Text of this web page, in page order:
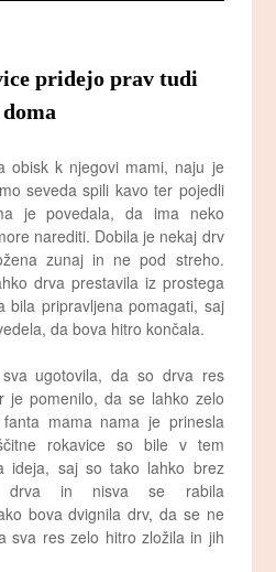
pridejo prav tudi
doma
obisk k njegovi mami, naju je
seveda spili kavo ter pojedli
je povedala, da ima neko
narediti. Dobila je nekaj drv
zunaj in ne pod streho.
drva prestavila iz prostega
bila pripravljena pomagati, saj
da bova hitro končala.
ugotovila, da so drva res
je pomenilo, da se lahko zelo
mama nama je prinesla
rokavice so bile v tem
ideja, saj so tako lahko brez
drva in nisva se rabila
bova dvignila drv, da se ne
sva res zelo hitro zložila in jih